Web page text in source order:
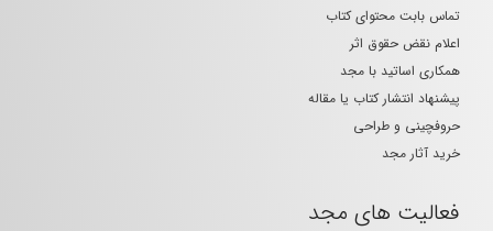
تماس بابت محتوای کتاب
اعلام نقض حقوق اثر
همکاری اساتید با مجد
پیشنهاد انتشار کتاب یا مقاله
حروفچینی و طراحی
خرید آثار مجد
فعالیت های مجد